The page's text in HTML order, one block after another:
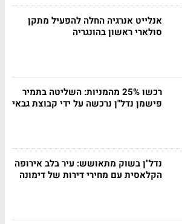
אנלייט אנרגיה החלה להפעיל מתקן
סולארי ראשון בהונגריה
רכשו 25% מהמניות: השליטה בתמיר
פישמן נדל"ן נרכשה על ידי קבוצת גבאי
נדל"ן בשוק מתאושש: עיר בלב אירופה
הקלאסית עם מחירי דירות של דימונה